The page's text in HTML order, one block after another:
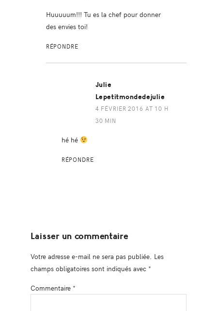
Huuuuum!!! Tu es la chef pour donner
des envies toi!
RÉPONDRE
Julie
Lepetitmondedejulie
4 FÉVRIER 2016 AT 10 H
30 MIN
hé hé
RÉPONDRE
Laisser un commentaire
Votre adresse e-mail ne sera pas publiée. Les
champs obligatoires sont indiqués avec *
Commentaire *